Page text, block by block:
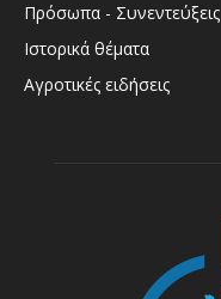
Πρόσωπα - Συνεντεύξεις
Ιστορικά θέματα
Αγροτικές ειδήσεις